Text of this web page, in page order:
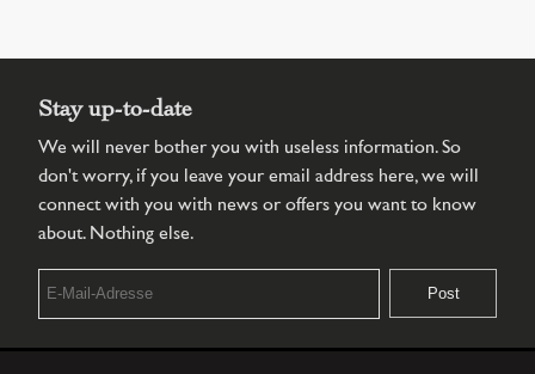
Stay up-to-date
We will never bother you with useless information. So
don't worry, if you leave your email address here, we will
connect with you with news or offers you want to know
about. Nothing else.